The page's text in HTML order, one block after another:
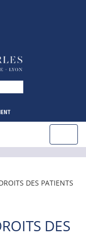
DES PATIENTS
DES